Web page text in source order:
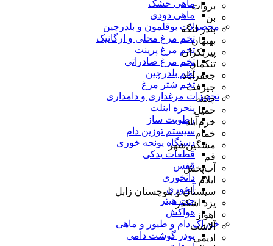
ماهی خشک
ماهی دودی
محصولات بوقلمون و بلدرچین
تخم مرغ محلی و ارگانیک
تخم مرغ پرینت
تخم مرغ صادراتی
تخم بلدرچین
تخم شتر مرغ
تجهیزات مرغداری و دامداری
پنجره اینلت
رطوبت ساز
سیستم توزین دام
دستگاه یونجه خوری
قطعات یدکی
قفس
دانخوری
آبخوری
جت هیتر
هواکش
خوراک دام و طیور و ماهی
پودر گوشت دامی
بروات
بن
بندر لنگه
بهبهان
پیربکران
تنکمان
جعفرآباد
جیرفت
چکنه
حمیل
خرم‌آباد
خمام
مشگین‌شهر
قم
آب‌پخش
ایلام
سیستان و بلوچستان زابل
یزد اشکذر
اهواز
آلاشت
ادیمی